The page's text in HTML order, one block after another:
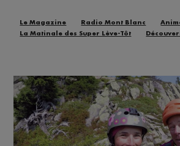
Le Magazine Radio Mont Blanc
La Matinale des Super Lève-Tôt